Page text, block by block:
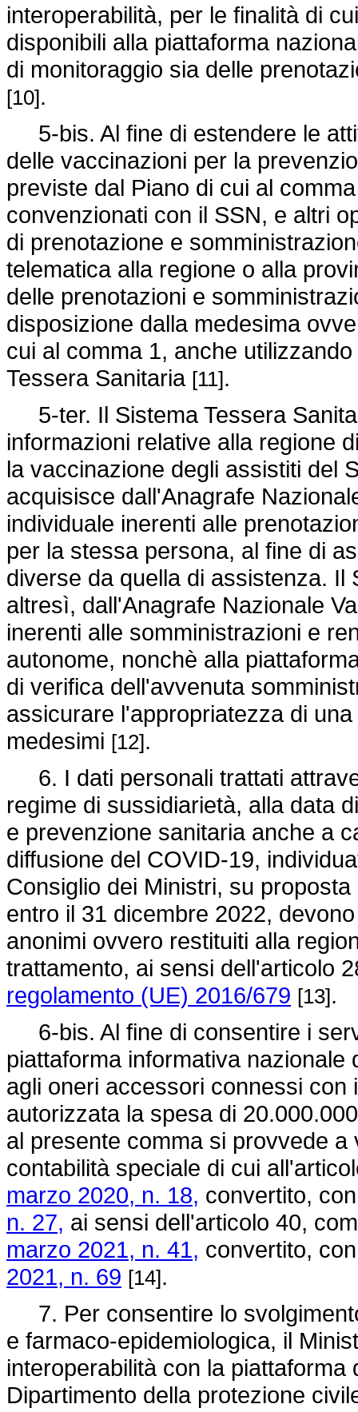
interoperabilità, per le finalità di
disponibili alla piattaforma
di monitoraggio sia delle
[10].
5-bis. Al fine di estendere le
delle vaccinazioni per la
previste dal Piano di cui al
convenzionati con il SSN, e altri
di prenotazione e
telematica alla regione o alla
delle prenotazioni e
disposizione dalla medesima
cui al comma 1, anche
Tessera Sanitaria [11].
5-ter. Il Sistema Tessera
informazioni relative alla regione
la vaccinazione degli assistiti del
acquisisce dall'Anagrafe
individuale inerenti alle
per la stessa persona, al fine di
diverse da quella di assistenza. Il
altresì, dall'Anagrafe Nazionale
inerenti alle somministrazioni e
autonome, nonchè alla
di verifica dell'avvenuta
assicurare l'appropriatezza di
medesimi [12].
6. I dati personali trattati
regime di sussidiarietà, alla data
e prevenzione sanitaria anche a
diffusione del COVID-19,
Consiglio dei Ministri, su
entro il 31 dicembre 2022,
anonimi ovvero restituiti alla
trattamento, ai sensi dell'articolo
regolamento (UE) 2016/679 [13].
6-bis. Al fine di consentire i
piattaforma informativa
agli oneri accessori connessi
autorizzata la spesa di
al presente comma si provvede
contabilità speciale di cui
marzo 2020, n. 18, convertito,
n. 27, ai sensi dell'articolo 40,
marzo 2021, n. 41, convertito,
2021, n. 69 [14].
7. Per consentire lo
e farmaco-epidemiologica, il
interoperabilità con la
Dipartimento della protezione